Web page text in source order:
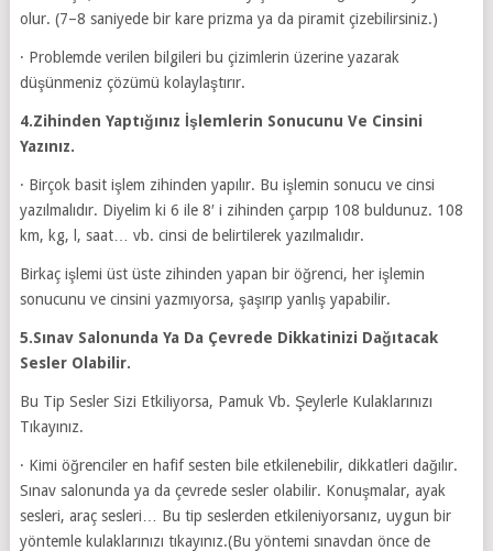
olur. (7–8 saniyede bir kare prizma ya da piramit çizebilirsiniz.)
· Problemde verilen bilgileri bu çizimlerin üzerine yazarak
düşünmeniz çözümü kolaylaştırır.
4.Zihinden Yaptığınız İşlemlerin Sonucunu Ve Cinsini
Yazınız.
· Birçok basit işlem zihinden yapılır. Bu işlemin sonucu ve cinsi
yazılmalıdır. Diyelim ki 6 ile 8′ i zihinden çarpıp 108 buldunuz. 108
km, kg, l, saat… vb. cinsi de belirtilerek yazılmalıdır.
Birkaç işlemi üst üste zihinden yapan bir öğrenci, her işlemin
sonucunu ve cinsini yazmıyorsa, şaşırıp yanlış yapabilir.
5.Sınav Salonunda Ya Da Çevrede Dikkatinizi Dağıtacak
Sesler Olabilir.
Bu Tip Sesler Sizi Etkiliyorsa, Pamuk Vb. Şeylerle Kulaklarınızı
Tıkayınız.
· Kimi öğrenciler en hafif sesten bile etkilenebilir, dikkatleri dağılır.
Sınav salonunda ya da çevrede sesler olabilir. Konuşmalar, ayak
sesleri, araç sesleri… Bu tip seslerden etkileniyorsanız, uygun bir
yöntemle kulaklarınızı tıkayınız.(Bu yöntemi sınavdan önce de